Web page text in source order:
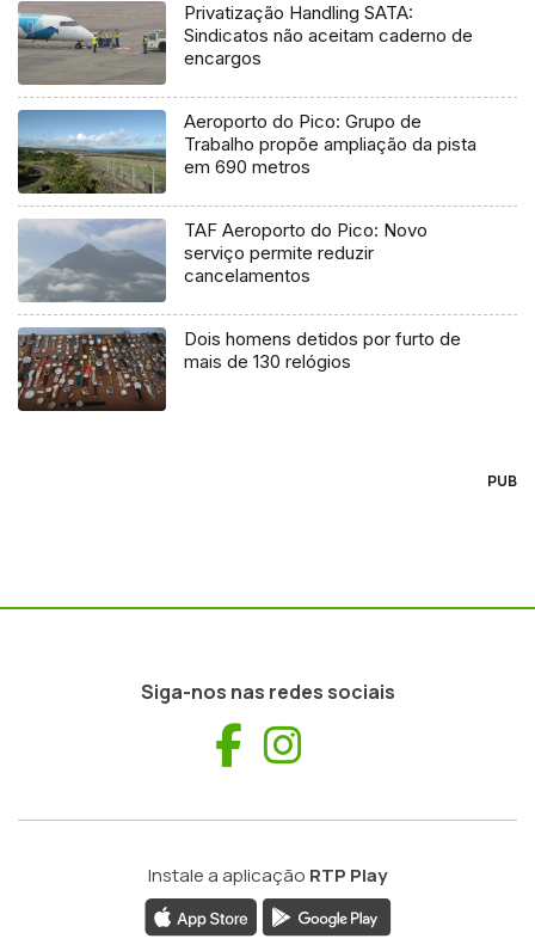
Privatização Handling SATA:
Sindicatos não aceitam caderno de
encargos
Aeroporto do Pico: Grupo de
Trabalho propõe ampliação da pista
em 690 metros
TAF Aeroporto do Pico: Novo
serviço permite reduzir
cancelamentos
Dois homens detidos por furto de
mais de 130 relógios
PUB
Siga-nos nas redes sociais
Facebook
Instale a aplicação RTP Play